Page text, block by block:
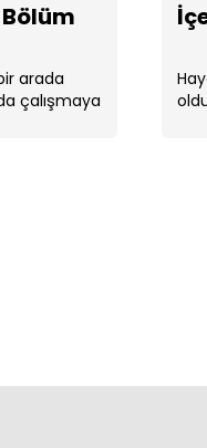
Bölüm
arada
çalışmaya